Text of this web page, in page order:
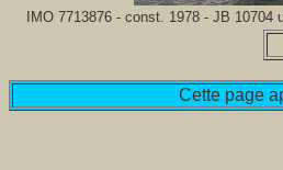
IMO 7713876 - const. 1978 - JB
Cette page